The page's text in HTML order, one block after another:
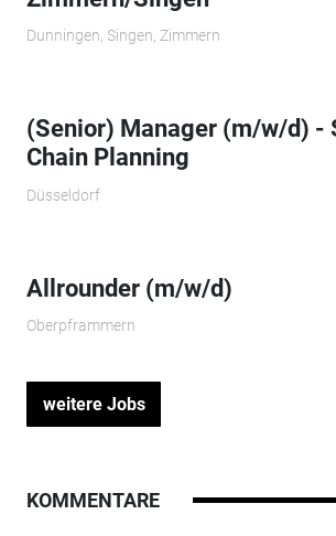
Dunningen, Singen, Zimmern
(Senior) Manager (m/w/d) -
Chain Planning
Düsseldorf
Allrounder (m/w/d)
Oberpframmern
weitere Jobs
KOMMENTARE